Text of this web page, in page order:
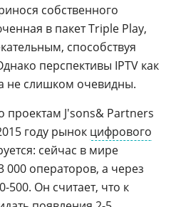
собственного
в пакет Triple Play,
способствуя
перспективы IPTV как
не слишком очевидны.
J'sons& Partners
году рынок цифрового
сейчас в мире
000 операторов, а через
500. Он считает, что к